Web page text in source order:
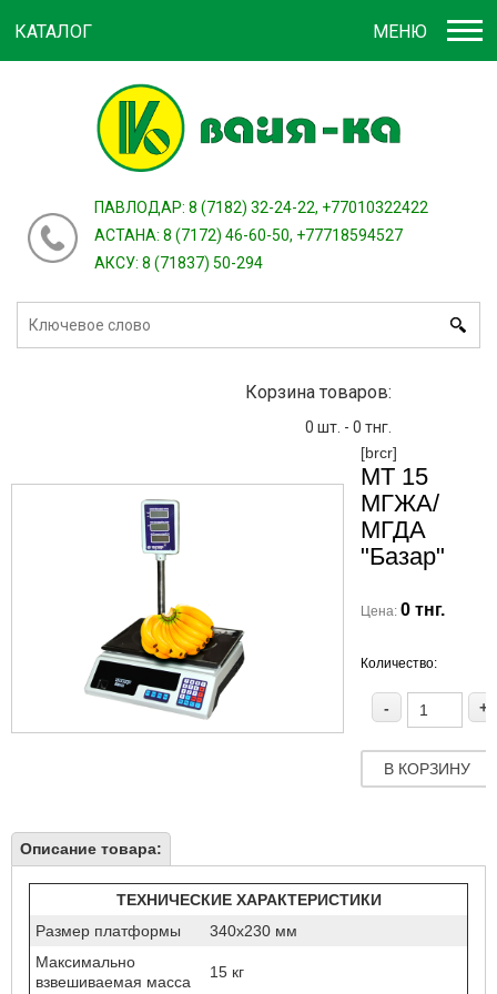
зарегистрироваться
ПАВЛОДАР: 8 (7182) 32-24-22, +77010322422
АСТАНА: 8 (7172) 46-60-50, +77718594527
АКСУ: 8 (71837) 50-294
Корзина товаров:
0 шт. - 0 тнг.
МЕНЮ
КАТАЛОГ
[brcr]
МТ 15
МГЖА/
МГДА
"Базар"
Цена: 0 тнг.
Количество:
+
-
В КОРЗИНУ
Описание товара:
ТЕХНИЧЕСКИЕ ХАРАКТЕРИСТИКИ
Размер платформы
340х230 мм
Максимально
взвешиваемая масса
15 кг